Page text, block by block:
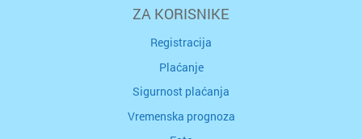
ZA KORISNIKE
Registracija
Plaćanje
Sigurnost plaćanja
Vremenska prognoza